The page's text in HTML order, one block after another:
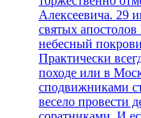
Алексеевича. 29
святых
небесный
Практически
походе или в
сподвижниками
весело провести